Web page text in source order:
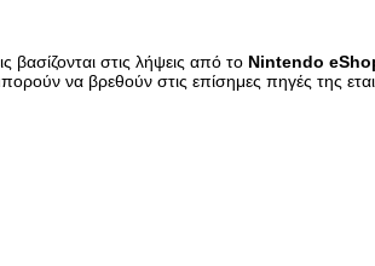
βασίζονται στις λήψεις από το Nintendo
να βρεθούν στις επίσημες πηγές της